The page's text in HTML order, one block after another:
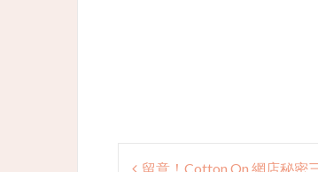
Post
留意！Cotton On 網店秘密